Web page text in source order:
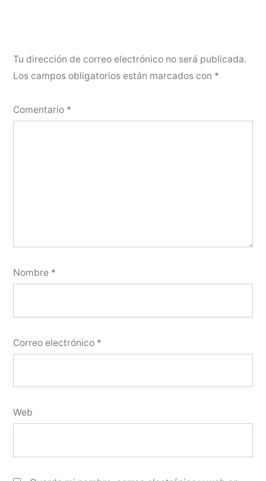
Tu dirección de correo electrónico no será publicada.
Los campos obligatorios están marcados con *
Comentario *
Nombre *
Correo electrónico *
Web